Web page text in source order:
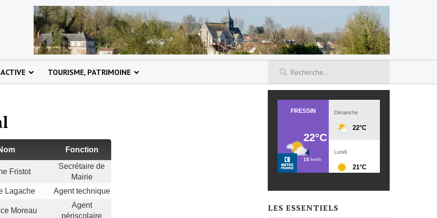
TOURISME, PATRIMOINE
Fonction
Fristot
Secrétaire de
Mairie
Lagache
Agent technique
Moreau
Agent
périscolaire
LES ESSENTIELS